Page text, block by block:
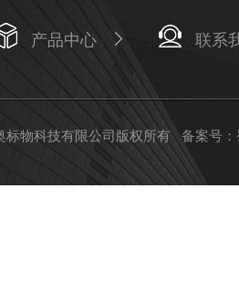
产品中心 联系
标物科技有限公司版权所有 备案号：